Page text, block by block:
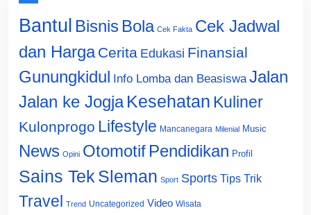
Bantul Bisnis Bola Cek Fakta Cek Jadwal
dan Harga Cerita Edukasi Finansial
Gunungkidul Info Lomba dan Beasiswa Jalan
Jalan ke Jogja Kesehatan Kuliner
Kulonprogo Lifestyle Mancanegara Milenial Music
News Opini Otomotif Pendidikan Profil
Sains Tek Sleman Sport Sports Tips Trik
Travel Trend Uncategorized Video Wisata